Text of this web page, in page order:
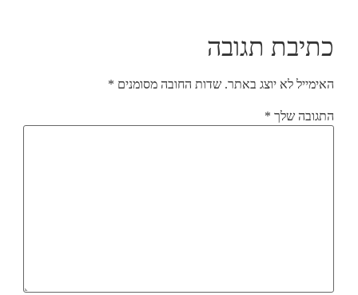
כתיבת תגובה
האימייל לא יוצג באתר. שדות החובה מסומנים *
התגובה שלך *